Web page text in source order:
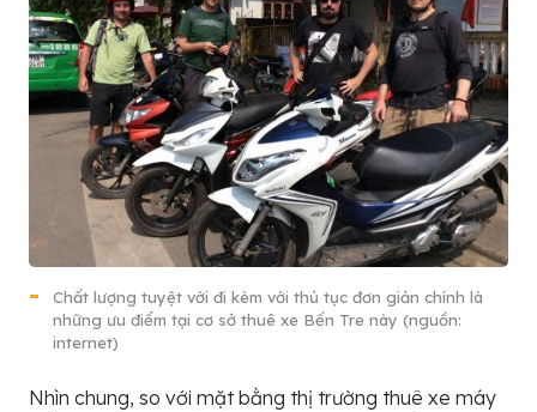
Chất lượng tuyệt vời đi kèm với thủ tục đơn giản chính là
những ưu điểm tại cơ sở thuê xe Bến Tre này (nguồn:
internet)
Nhìn chung, so với mặt bằng thị trường thuê xe máy